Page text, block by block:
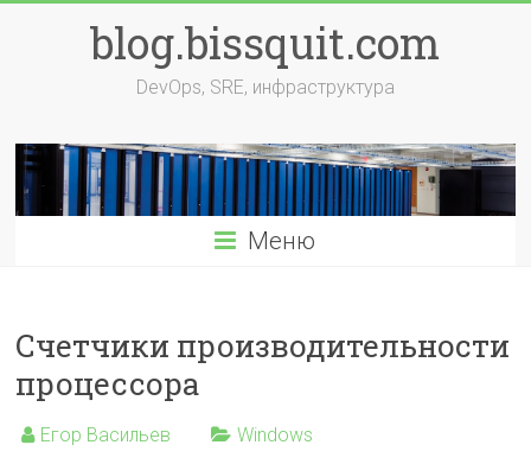
содержимомуblog.bissquit.com
DevOps, SRE, инфраструктура
Меню
Счетчики производительности
процессора
Егор Васильев Windows